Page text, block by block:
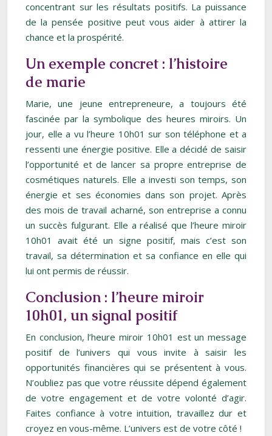
concentrant sur les résultats positifs. La puissance
de la pensée positive peut vous aider à attirer la
chance et la prospérité.
Un exemple concret : l’histoire
de marie
Marie, une jeune entrepreneure, a toujours été
fascinée par la symbolique des heures miroirs. Un
jour, elle a vu l’heure 10h01 sur son téléphone et a
ressenti une énergie positive. Elle a décidé de saisir
l’opportunité et de lancer sa propre entreprise de
cosmétiques naturels. Elle a investi son temps, son
énergie et ses économies dans son projet. Après
des mois de travail acharné, son entreprise a connu
un succès fulgurant. Elle a réalisé que l’heure miroir
10h01 avait été un signe positif, mais c’est son
travail, sa détermination et sa confiance en elle qui
lui ont permis de réussir.
Conclusion : l’heure miroir
10h01, un signal positif
En conclusion, l’heure miroir 10h01 est un message
positif de l’univers qui vous invite à saisir les
opportunités financières qui se présentent à vous.
N’oubliez pas que votre réussite dépend également
de votre engagement et de votre volonté d’agir.
Faites confiance à votre intuition, travaillez dur et
croyez en vous-même. L’univers est de votre côté !